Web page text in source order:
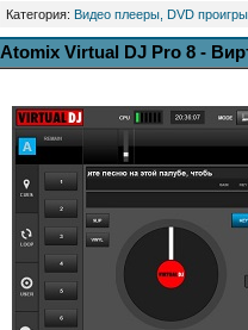
Категория: Видео плееры, DVD
Atomix Virtual DJ Pro 8 -